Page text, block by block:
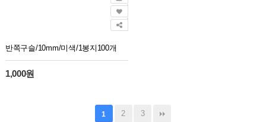
반쪽구슬/10mm/미색/1봉지100개
1,000원
1 2 3